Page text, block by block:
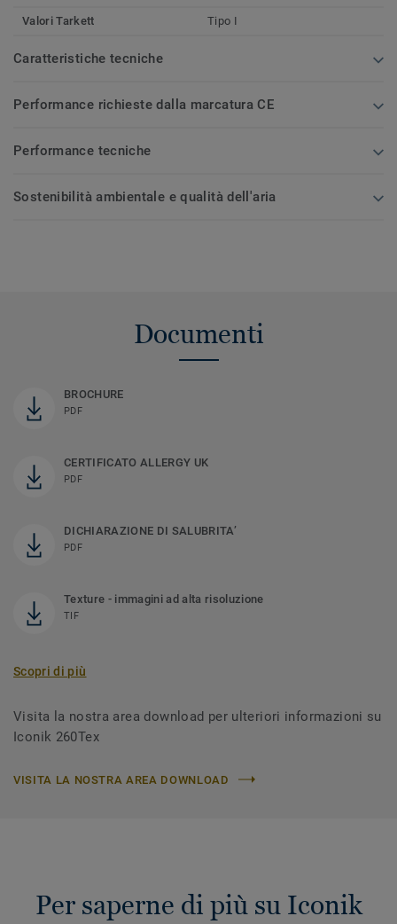
Valori Tarkett Tipo I
Caratteristiche tecniche
Performance richieste dalla marcatura CE
Performance tecniche
Sostenibilità ambientale e qualità dell'aria
Documenti
BROCHURE
PDF
CERTIFICATO ALLERGY UK
PDF
DICHIARAZIONE DI SALUBRITA’
PDF
Texture - immagini ad alta risoluzione
TIF
Scopri di più
Visita la nostra area download per ulteriori informazioni su
Iconik 260Tex
VISITA LA NOSTRA AREA DOWNLOAD
Per saperne di più su Iconik